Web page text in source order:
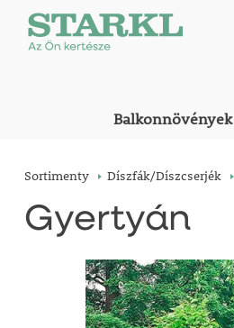
Balkonnövények
Sortimenty Díszfák/Díszcserjék
Gyertyán